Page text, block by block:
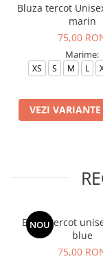
Bluza tercot
marin
75,00
Marime:
XS S M L
VEZI VARIANTE
NOU
Bluza tercot
blue
75,00